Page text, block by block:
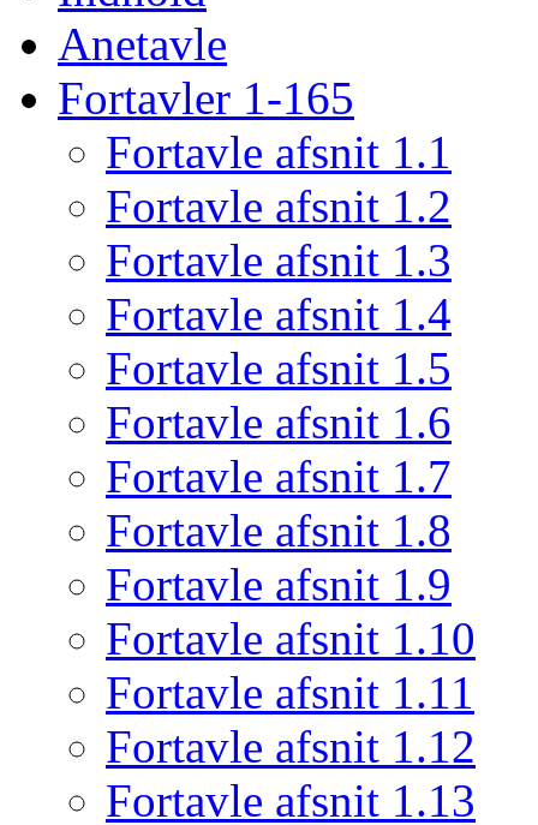
Anetavle
Fortavler 1-165
Fortavle afsnit 1.1
Fortavle afsnit 1.2
Fortavle afsnit 1.3
Fortavle afsnit 1.4
Fortavle afsnit 1.5
Fortavle afsnit 1.6
Fortavle afsnit 1.7
Fortavle afsnit 1.8
Fortavle afsnit 1.9
Fortavle afsnit 1.10
Fortavle afsnit 1.11
Fortavle afsnit 1.12
Fortavle afsnit 1.13